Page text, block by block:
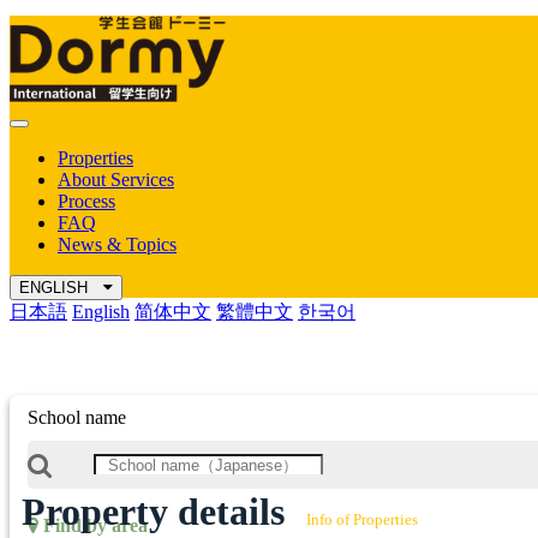
Mobile
Properties
About Services
Process
FAQ
News & Topics
ENGLISH
日本語 English 简体中文 繁體中文 한국어
School name
Find by area
Property details Info of Properties